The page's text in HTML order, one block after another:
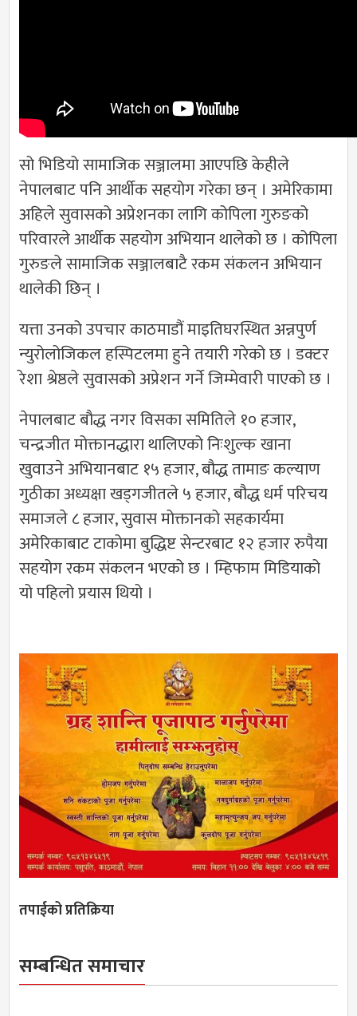
सो भिडियो सामाजिक सञ्जालमा आएपछि केहीले
नेपालबाट पनि आर्थीक सहयोग गरेका छन् । अमेरिकामा
अहिले सुवासको अप्रेशनका लागि कोपिला गुरुङको
परिवारले आर्थीक सहयोग अभियान थालेको छ । कोपिला
गुरुङले सामाजिक सञ्जालबाटै रकम संकलन अभियान
थालेकी छिन् ।
यत्ता उनको उपचार काठमाडौं माइतिघरस्थित अन्नपुर्ण
न्युरोलोजिकल हस्पिटलमा हुने तयारी गरेको छ । डक्टर
रेशा श्रेष्ठले सुवासको अप्रेशन गर्ने जिम्मेवारी पाएको छ ।
नेपालबाट बौद्ध नगर विसका समितिले १० हजार,
चन्द्रजीत मोक्तानद्धारा थालिएको निःशुल्क खाना
खुवाउने अभियानबाट १५ हजार, बौद्ध तामाङ कल्याण
गुठीका अध्यक्षा खड्गजीतले ५ हजार, बौद्ध धर्म परिचय
समाजले ८ हजार, सुवास मोक्तानको सहकार्यमा
अमेरिकाबाट टाकोमा बुद्धिष्ट सेन्टरबाट १२ हजार रुपैया
सहयोग रकम संकलन भएको छ । म्हिफाम मिडियाको
यो पहिलो प्रयास थियो ।
तपाईको प्रतिक्रिया
सम्बन्धित समाचार